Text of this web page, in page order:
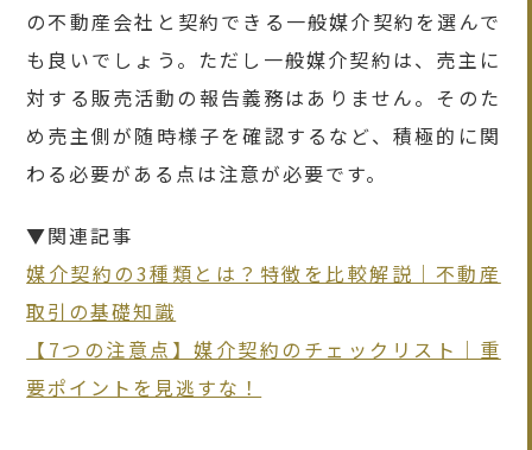
の不動産会社と契約できる一般媒介契約を選んで
も良いでしょう。ただし一般媒介契約は、売主に
対する販売活動の報告義務はありません。そのた
め売主側が随時様子を確認するなど、積極的に関
わる必要がある点は注意が必要です。
▼関連記事
媒介契約の3種類とは？特徴を比較解説｜不動産
取引の基礎知識
【7つの注意点】媒介契約のチェックリスト｜重
要ポイントを見逃すな！